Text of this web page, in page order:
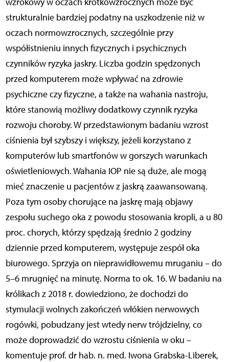
wzrokowy w oczach krótkowzrocznych może być
strukturalnie bardziej podatny na uszkodzenie niż w
oczach normowzrocznych, szczególnie przy
współistnieniu innych fizycznych i psychicznych
czynników ryzyka jaskry. Liczba godzin spędzonych
przed komputerem może wpływać na zdrowie
psychiczne czy fizyczne, a także na wahania nastroju,
które stanowią możliwy dodatkowy czynnik ryzyka
rozwoju choroby. W przedstawionym badaniu wzrost
ciśnienia był szybszy i większy, jeżeli korzystano z
komputerów lub smartfonów w gorszych warunkach
oświetleniowych. Wahania IOP nie są duże, ale mogą
mieć znaczenie u pacjentów z jaskrą zaawansowaną.
Poza tym osoby chorujące na jaskrę mają objawy
zespołu suchego oka z powodu stosowania kropli, a u 80
proc. chorych, którzy spędzają średnio 2 godziny
dziennie przed komputerem, występuje zespół oka
biurowego. Sprzyja on nieprawidłowemu mruganiu – do
5–6 mrugnięć na minutę. Norma to ok. 16. W badaniu na
królikach z 2018 r. dowiedziono, że dochodzi do
stymulacji wolnych zakończeń włókien nerwowych
rogówki, pobudzany jest wtedy nerw trójdzielny, co
może doprowadzić do wzrostu ciśnienia w oku –
komentuje prof. dr hab. n. med. Iwona Grabska-Liberek,